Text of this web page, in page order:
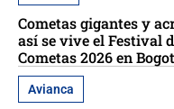
Cometas gigantes y
así se vive el Festival
Cometas 2026 en
Avianca